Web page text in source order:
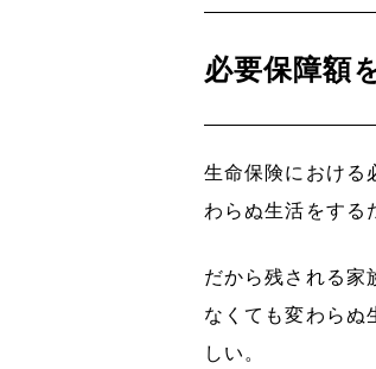
必要保障額
生命保険における
わらぬ生活をする
だから残される家
なくても変わらぬ
しい。